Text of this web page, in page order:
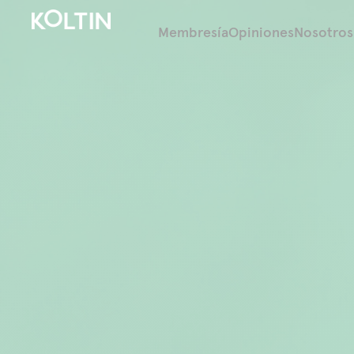
MembresíaOpinionesNosotros